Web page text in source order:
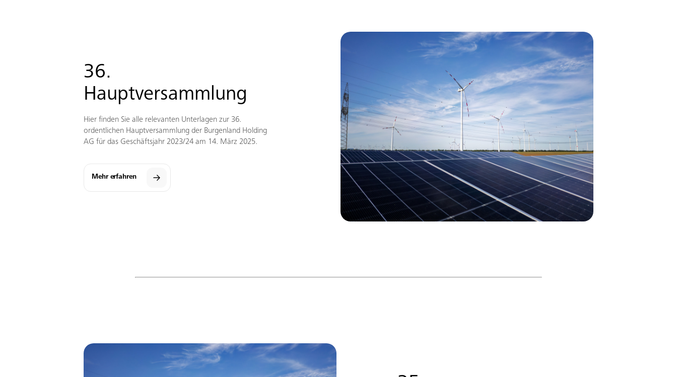
36.
Hauptversammlung
Hier finden Sie alle relevanten Unterlagen zur 36.
ordentlichen Hauptversammlung der Burgenland Holding
AG für das Geschäftsjahr 2023/24 am 14. März 2025.
Mehr erfahren